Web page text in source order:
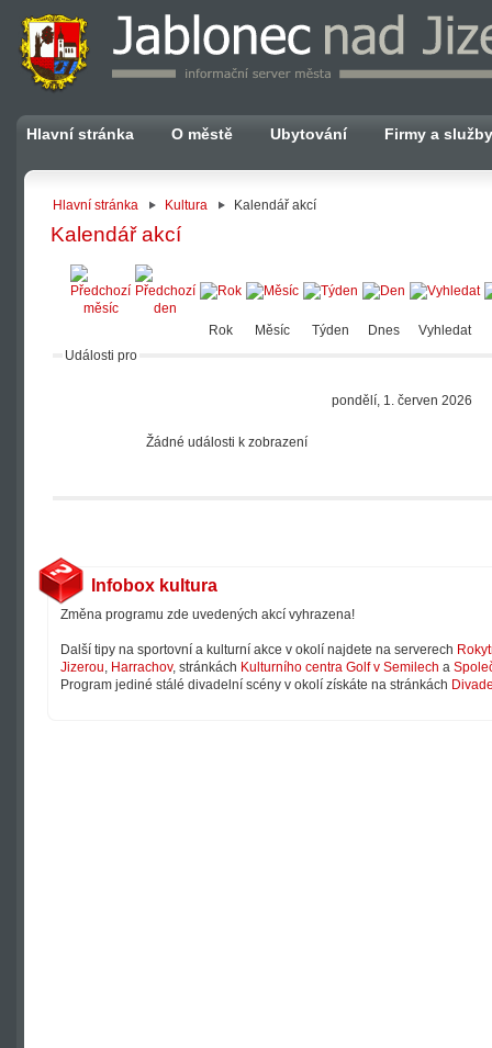
Hlavní stránka O městě Ubytování Firmy a služby
Hlavní stránka Kultura Kalendář akcí
Kalendář akcí
Rok Měsíc Týden Dnes
Vyhledat
Události pro
pondělí, 1. červen 2026
Žádné události k zobrazení
Infobox kultura
Změna programu zde uvedených akcí vyhrazena!
Další tipy na sportovní a kulturní akce v okolí najdete na serverech
Jizerou, Harrachov, stránkách Kulturního centra Golf v Semilech a
Program jediné stálé divadelní scény v okolí získáte na stránkách